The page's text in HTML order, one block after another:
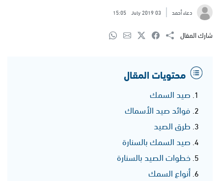
دعاء أحمد 03 July 2019
15:05
شارك المقال
محتويات المقال
صيد السمك
فوائد صيد الأسماك
طرق الصيد
صيد السمك بالسنارة
خطوات الصيد بالسنارة
أنواع السمك